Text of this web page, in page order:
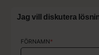
Jag vill diskutera
FÖRNAMN*
FÖRNAMN*